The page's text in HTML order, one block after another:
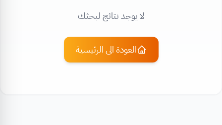
لا يوجد نتائج لبحثك
العودة الى الرئيسية